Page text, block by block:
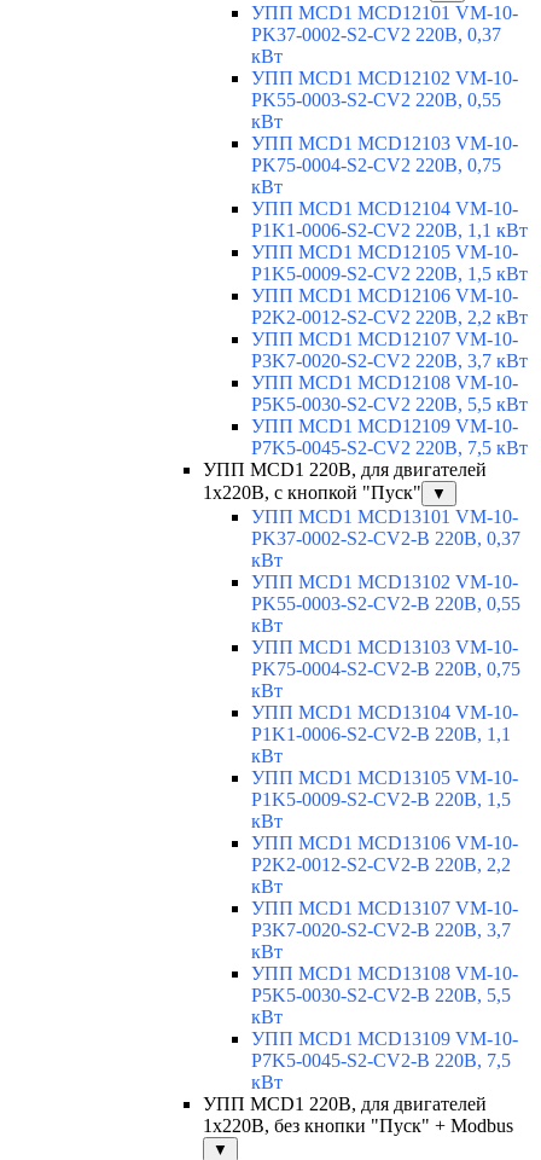
УПП MCD1 MCD12101 VM-10-
PK37-0002-S2-CV2 220В, 0,37
кВт
УПП MCD1 MCD12102 VM-10-
PK55-0003-S2-CV2 220В, 0,55
кВт
УПП MCD1 MCD12103 VM-10-
PK75-0004-S2-CV2 220В, 0,75
кВт
УПП MCD1 MCD12104 VM-10-
P1K1-0006-S2-CV2 220В, 1,1 кВт
УПП MCD1 MCD12105 VM-10-
P1K5-0009-S2-CV2 220В, 1,5 кВт
УПП MCD1 MCD12106 VM-10-
P2K2-0012-S2-CV2 220В, 2,2 кВт
УПП MCD1 MCD12107 VM-10-
P3K7-0020-S2-CV2 220В, 3,7 кВт
УПП MCD1 MCD12108 VM-10-
P5K5-0030-S2-CV2 220В, 5,5 кВт
УПП MCD1 MCD12109 VM-10-
P7K5-0045-S2-CV2 220В, 7,5 кВт
УПП MCD1 220В, для двигателей
1х220В, с кнопкой "Пуск"
▼
УПП MCD1 MCD13101 VM-10-
PK37-0002-S2-CV2-B 220В, 0,37
кВт
УПП MCD1 MCD13102 VM-10-
PK55-0003-S2-CV2-B 220В, 0,55
кВт
УПП MCD1 MCD13103 VM-10-
PK75-0004-S2-CV2-B 220В, 0,75
кВт
УПП MCD1 MCD13104 VM-10-
P1K1-0006-S2-CV2-B 220В, 1,1
кВт
УПП MCD1 MCD13105 VM-10-
P1K5-0009-S2-CV2-B 220В, 1,5
кВт
УПП MCD1 MCD13106 VM-10-
P2K2-0012-S2-CV2-B 220В, 2,2
кВт
УПП MCD1 MCD13107 VM-10-
P3K7-0020-S2-CV2-B 220В, 3,7
кВт
УПП MCD1 MCD13108 VM-10-
P5K5-0030-S2-CV2-B 220В, 5,5
кВт
УПП MCD1 MCD13109 VM-10-
P7K5-0045-S2-CV2-B 220В, 7,5
кВт
УПП MCD1 220В, для двигателей
1х220В, без кнопки "Пуск" + Modbus
▼